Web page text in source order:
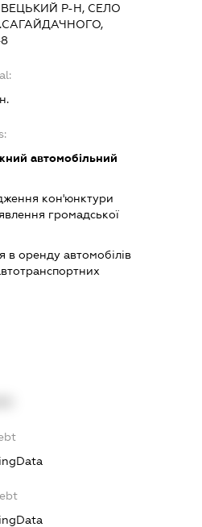
Р-Н, СЕЛО
автомобільний
кон'юнктури
громадської
в оренду автомобілів